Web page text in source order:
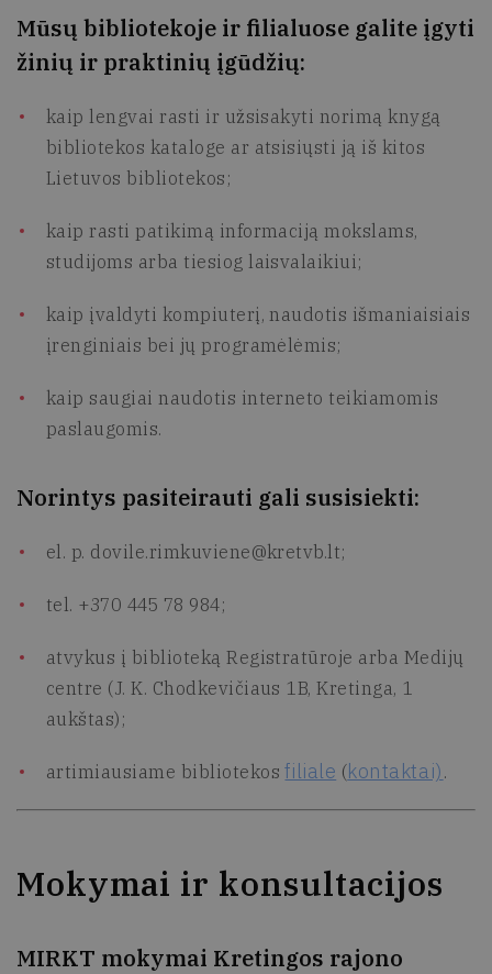
Mūsų bibliotekoje ir filialuose galite įgyti
žinių ir praktinių įgūdžių:
kaip lengvai rasti ir užsisakyti norimą knygą
bibliotekos kataloge ar atsisiųsti ją iš kitos
Lietuvos bibliotekos;
kaip rasti patikimą informaciją mokslams,
studijoms arba tiesiog laisvalaikiui;
kaip įvaldyti kompiuterį, naudotis išmaniaisiais
įrenginiais bei jų programėlėmis;
kaip saugiai naudotis interneto teikiamomis
paslaugomis.
Norintys pasiteirauti gali susisiekti:
el. p. dovile.rimkuviene@kretvb.lt;
tel. +370 445 78 984;
atvykus į biblioteką Registratūroje arba Medijų
centre (J. K. Chodkevičiaus 1B, Kretinga, 1
aukštas);
artimiausiame bibliotekosfiliale (kontaktai) .
Mokymai ir konsultacijos
MIRKT mokymai Kretingos rajono